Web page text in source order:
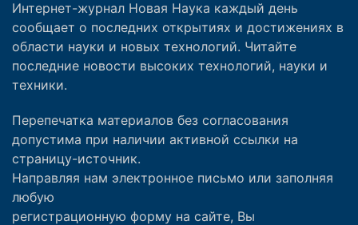
Интернет-журнал Новая Наука каждый день
сообщает о последних открытиях и достижениях в
области науки и новых технологий. Читайте
последние новости высоких технологий, науки и
техники.
Перепечатка материалов без согласования
допустима при наличии активной ссылки на
страницу-источник.
Направляя нам электронное письмо или заполняя
любую
регистрационную форму на сайте, Вы